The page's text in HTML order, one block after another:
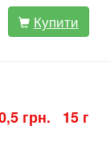
Купити
грн. 15 г